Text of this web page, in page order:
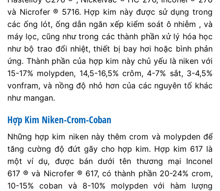
và Nicrofer ® 5716. Hợp kim này được sử dụng trong
các ống lót, ống dẫn ngăn xếp kiểm soát ô nhiễm , và
máy lọc, cũng như trong các thành phần xử lý hóa học
như bộ trao đổi nhiệt, thiết bị bay hơi hoặc bình phản
ứng. Thành phần của hợp kim này chủ yếu là niken với
15-17% molypden, 14,5-16,5% crôm, 4-7% sắt, 3-4,5%
vonfram, và nồng độ nhỏ hơn của các nguyên tố khác
như mangan.
Hợp Kim Niken-Crom-Coban
Những hợp kim niken này thêm crom và molypden để
tăng cường độ đứt gãy cho hợp kim. Hợp kim 617 là
một ví dụ, được bán dưới tên thương mại Inconel
617 ® và Nicrofer ® 617, có thành phần 20-24% crom,
10-15% coban và 8-10% molypden với hàm lượng